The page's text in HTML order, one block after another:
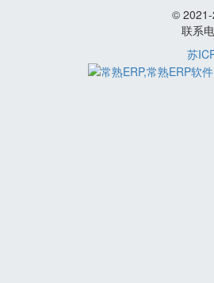
©
联系
苏